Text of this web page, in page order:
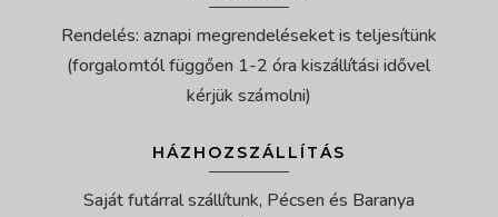
Rendelés: aznapi megrendeléseket is teljesítünk
(forgalomtól függően 1-2 óra kiszállítási idővel
kérjük számolni)
HÁZHOZSZÁLLÍTÁS
Saját futárral szállítunk, Pécsen és Baranya